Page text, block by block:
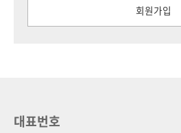
회원가입
대표번호